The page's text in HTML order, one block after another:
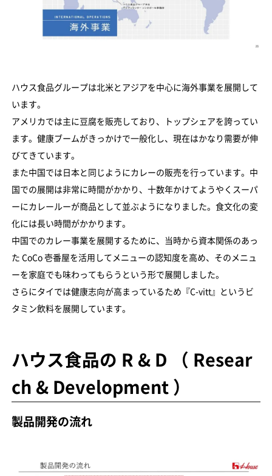
ハウス食品グループは北米とアジアを中心に海外事業を展開して
います。
アメリカでは主に豆腐を販売しており、トップシェアを誇ってい
ます。健康ブームがきっかけで一般化し、現在はかなり需要が伸
びてきています。
また中国では日本と同じようにカレーの販売を行っています。中
国での展開は非常に時間がかかり、十数年かけてようやくスーパ
ーにカレールーが商品として並ぶようになりました。食文化の変
化には長い時間がかかります。
中国でのカレー事業を展開するために、当時から資本関係のあっ
た CoCo 壱番屋を活用してメニューの認知度を高め、そのメニュ
ーを家庭でも味わってもらうという形で展開しました。
さらにタイでは健康志向が高まっているため『C-vitt』というビ
タミン飲料を展開しています。
ハウス食品の R & D （ Resear
ch & Development ）
製品開発の流れ